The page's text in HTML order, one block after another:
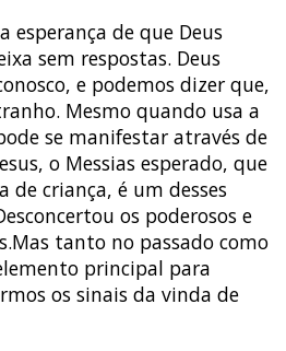
esperança de que Deus
sem respostas. Deus
e podemos dizer que,
Mesmo quando usa a
se manifestar através de
o Messias esperado, que
de criança, é um desses
os poderosos e
tanto no passado como
principal para
os sinais da vinda de